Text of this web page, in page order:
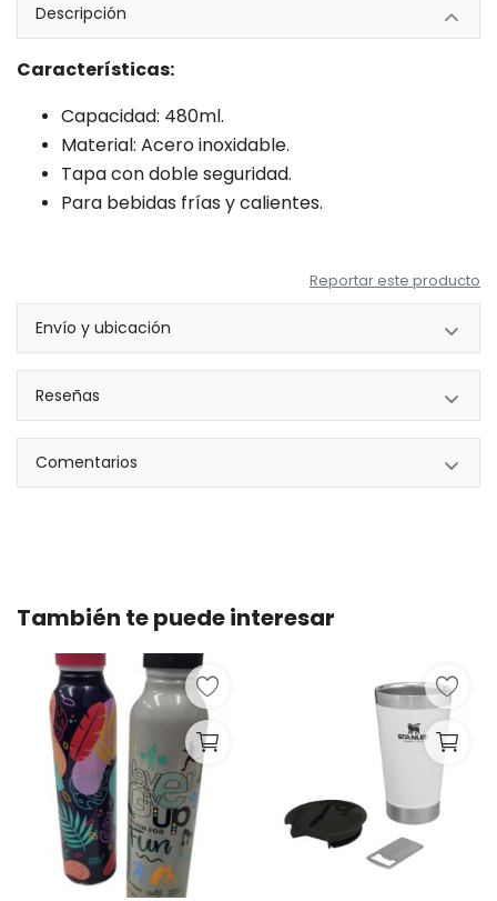
Descripción
Características:
Capacidad: 480ml.
Material: Acero inoxidable.
Tapa con doble seguridad.
Para bebidas frías y calientes.
Reportar este producto
Envío y ubicación
Reseñas
Comentarios
También te puede interesar